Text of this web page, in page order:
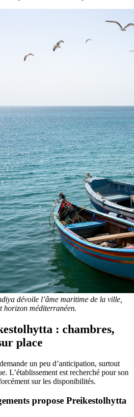
dévoile l’âme maritime de la ville,
horizon méditerranéen.
: chambres,
place
demande un peu d’anticipation, surtout
L’établissement est recherché pour son
sur les disponibilités.
propose Preikestolhytta